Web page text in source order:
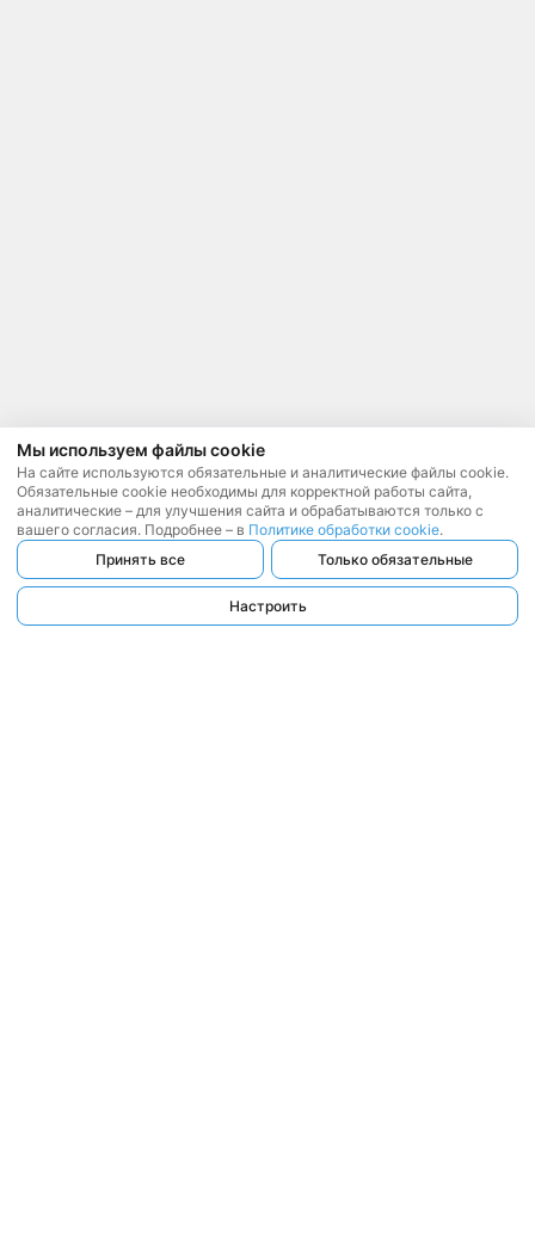
Мы используем файлы cookie
На сайте используются обязательные и аналитические файлы cookie.
Обязательные cookie необходимы для корректной работы сайта,
аналитические – для улучшения сайта и обрабатываются только с
вашего согласия. Подробнее – в Политике обработки cookie.
Принять все
Только обязательные
Настроить